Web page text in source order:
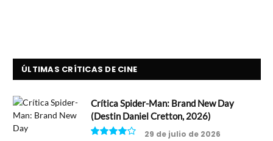
ÚLTIMAS CRÍTICAS DE CINE
Crítica Spider-Man: Brand New Day
(Destin Daniel Cretton, 2026)
29 de julio de 2026